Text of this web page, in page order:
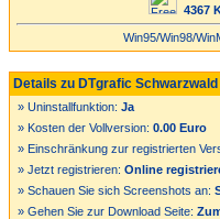
4367
Win95/Win98/
Details zu DTgrafic
» Uninstallfunktion: Ja
» Kosten der Vollversion: 0.00 Euro
» Einschränkung zur registrierten
» Jetzt registrieren: Online
» Schauen Sie sich Screenshots an:
» Gehen Sie zur Download Seite: